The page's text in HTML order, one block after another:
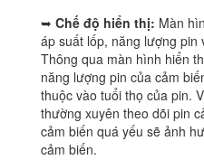
➥ Chế độ hiển thị: Màn
áp suất lốp, năng lượng pin
Thông qua màn hình hiển
năng lượng pin của cảm
thuộc vào tuổi thọ của pin.
thường xuyên theo dõi pin
cảm biến quá yếu sẽ ảnh
cảm biến.